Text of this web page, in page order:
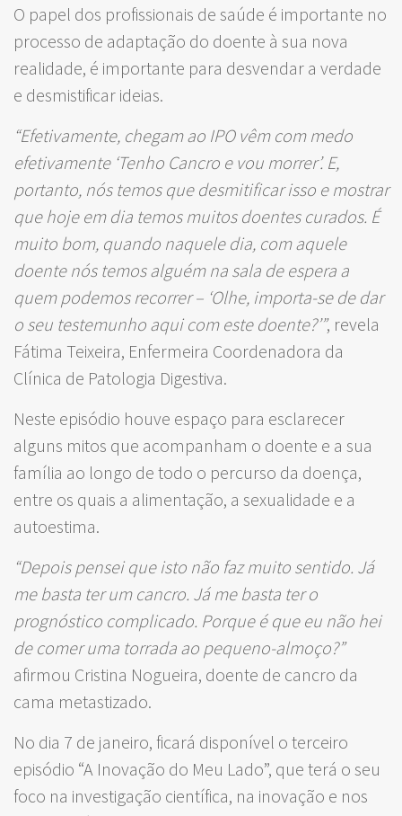
O papel dos profissionais de saúde é importante no
processo de adaptação do doente à sua nova
realidade, é importante para desvendar a verdade
e desmistificar ideias.
“Efetivamente, chegam ao IPO vêm com medo
efetivamente ‘Tenho Cancro e vou morrer’. E,
portanto, nós temos que desmitificar isso e mostrar
que hoje em dia temos muitos doentes curados. É
muito bom, quando naquele dia, com aquele
doente nós temos alguém na sala de espera a
quem podemos recorrer – ‘Olhe, importa-se de dar
o seu testemunho aqui com este doente?’”, revela
Fátima Teixeira, Enfermeira Coordenadora da
Clínica de Patologia Digestiva.
Neste episódio houve espaço para esclarecer
alguns mitos que acompanham o doente e a sua
família ao longo de todo o percurso da doença,
entre os quais a alimentação, a sexualidade e a
autoestima.
“Depois pensei que isto não faz muito sentido. Já
me basta ter um cancro. Já me basta ter o
prognóstico complicado. Porque é que eu não hei
de comer uma torrada ao pequeno-almoço?”
afirmou Cristina Nogueira, doente de cancro da
cama metastizado.
No dia 7 de janeiro, ficará disponível o terceiro
episódio “A Inovação do Meu Lado”, que terá o seu
foco na investigação científica, na inovação e nos